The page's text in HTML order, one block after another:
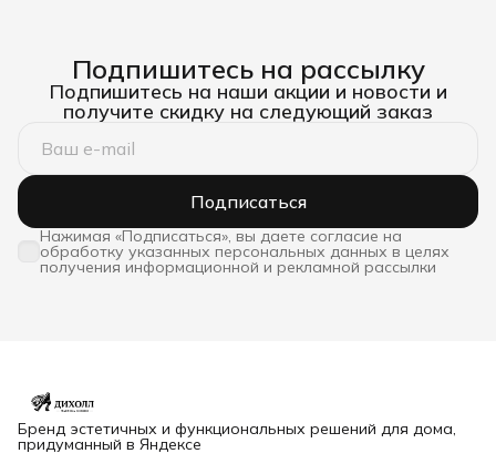
Подпишитесь на рассылку
Подпишитесь на наши акции и новости и
получите скидку на следующий заказ
Подписаться
Нажимая «Подписаться», вы даете согласие на
обработку указанных персональных данных в целях
получения информационной и рекламной рассылки
Бренд эстетичных и функциональных решений для дома,
придуманный в Яндексе